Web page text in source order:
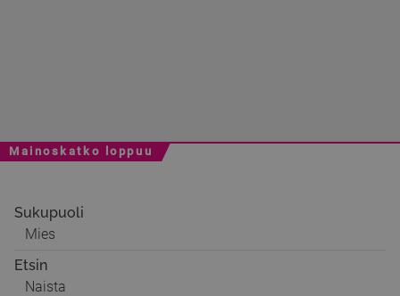
Mainoskatko loppuu
Sukupuoli
Mies
Etsin
Naista